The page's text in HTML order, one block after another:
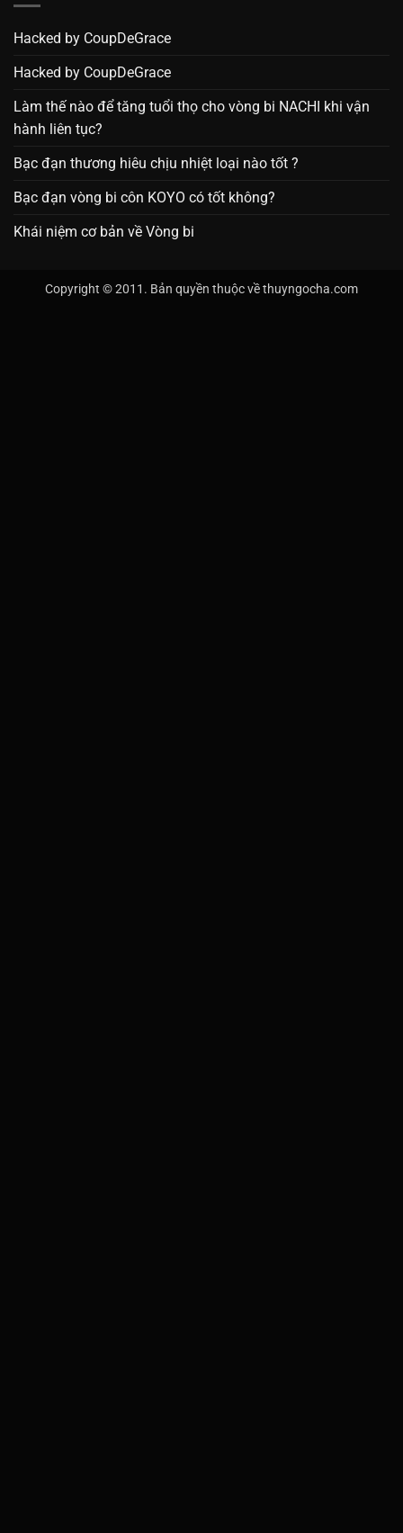
Hacked by CoupDeGrace
Hacked by CoupDeGrace
Làm thế nào để tăng tuổi thọ cho vòng bi NACHI khi vận
hành liên tục?
Bạc đạn thương hiêu chịu nhiệt loại nào tốt ?
Bạc đạn vòng bi côn KOYO có tốt không?
Khái niệm cơ bản về Vòng bi
Copyright © 2011. Bản quyền thuộc về thuyngocha.com